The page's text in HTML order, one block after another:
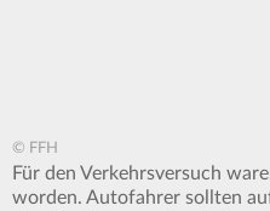
© FFH
Für den Verkehrsversuch
worden. Autofahrer sollten